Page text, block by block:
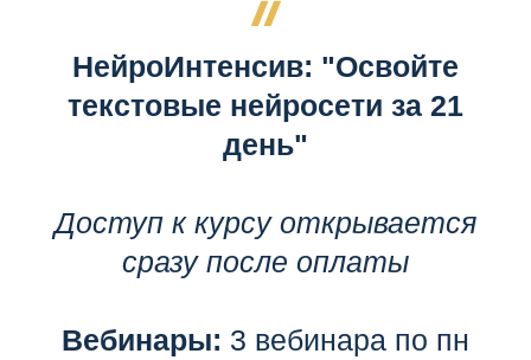
НейроИнтенсив: "Освойте
текстовые нейросети за 21
день"
Доступ к курсу открывается
сразу после оплаты
Вебинары: 3 вебинара по пн